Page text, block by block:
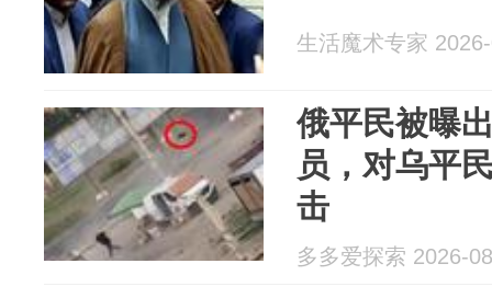
生活魔术专家
俄平民被曝
员，对乌平
击
多多爱探索 2026-